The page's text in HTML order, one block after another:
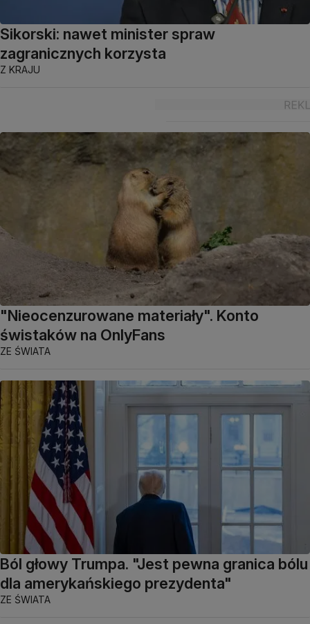
Sikorski: nawet minister spraw
zagranicznych korzysta
Z KRAJU
"Nieocenzurowane materiały". Konto
świstaków na OnlyFans
ZE ŚWIATA
Ból głowy Trumpa. "Jest pewna granica bólu
dla amerykańskiego prezydenta"
ZE ŚWIATA